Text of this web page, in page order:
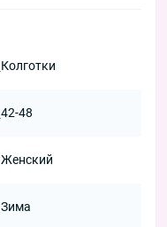
Колготки
42-48
Женский
Зима